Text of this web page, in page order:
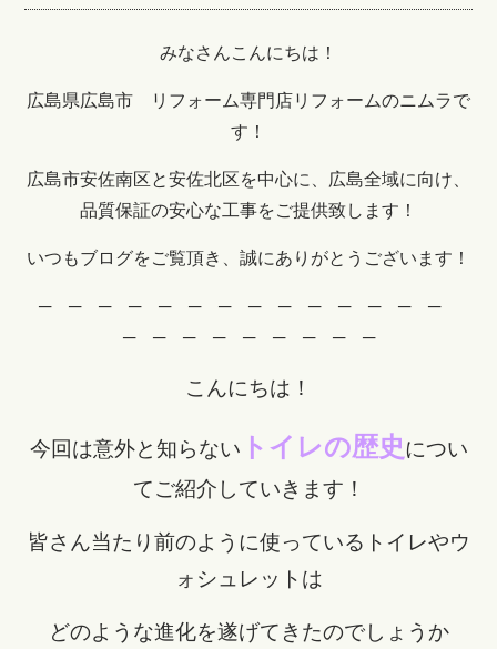
みなさんこんにちは！
広島県広島市 リフォーム専門店リフォームのニムラで
す！
広島市安佐南区と安佐北区を中心に、広島全域に向け、
品質保証の安心な工事をご提供致します！
いつもブログをご覧頂き、誠にありがとうございます！
─ ─ ─ ─ ─ ─ ─ ─ ─ ─ ─ ─ ─ ─
─ ─ ─ ─ ─ ─ ─ ─ ─
こんにちは！
今回は意外と知らない トイレの歴史につい
てご紹介していきます！
皆さん当たり前のように使っているトイレやウ
ォシュレットは
どのような進化を遂げてきたのでしょうか